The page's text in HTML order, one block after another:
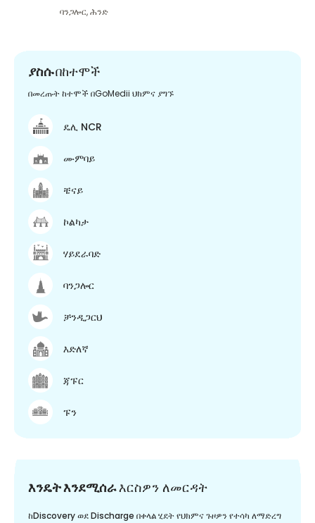
ባንጋሎር,ሕንድ
ያስሱበከተሞች
በመረጡት ከተሞች በGoMedii ህክምና ያግኙ
ዴሊ NCR
ሙምባይ
ቼናይ
ኮልካታ
ሃይደራባድ
ባንጋሎር
ቻንዲጋርህ
እድለኛ
ጃፑር
ፑን
እንዴት እንደሚሰራእርስዎን ለመርዳት
ከDiscovery ወደ Discharge በቀላል ሂደት የህክምና ጉዞዎን የተሳካ ለማድረግ